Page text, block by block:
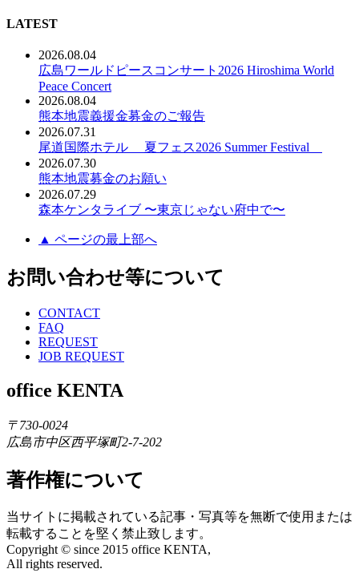
LATEST
2026.08.04
広島ワールドピースコンサート2026 Hiroshima World
Peace Concert
2026.08.04
熊本地震義援金募金のご報告
2026.07.31
尾道国際ホテル 夏フェス2026 Summer Festival
2026.07.30
熊本地震募金のお願い
2026.07.29
森本ケンタライブ 〜東京じゃない府中で〜
▲ ページの最上部へ
お問い合わせ等について
CONTACT
FAQ
REQUEST
JOB REQUEST
office KENTA
〒730-0024
広島市中区西平塚町2-7-202
著作権について
当サイトに掲載されている記事・写真等を無断で使用または
転載することを堅く禁止致します。
Copyright © since 2015 office KENTA,
All rights reserved.